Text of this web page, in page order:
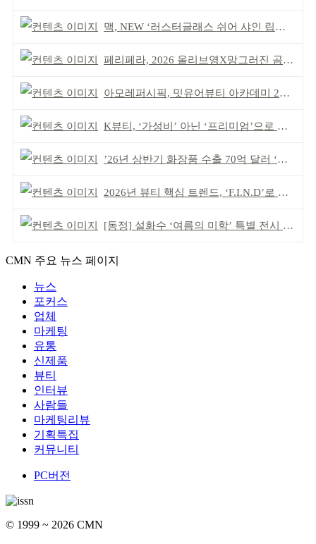
맥, NEW ‘러스터글래스 쉬어 샤인 립스틱’ 출시
페리페라, 2026 올리브영X망그러진 곰 콜라보
아모레퍼시픽, 밋유어뷰티 아카데미 2기 발대식
K뷰티, ‘가성비’ 아닌 ‘프리미엄’으로 승부걸어야
’26년 상반기 화장품 수출 70억 달러 ‘역대 최고’
2026년 뷰티 핵심 트렌드, ‘F.I.N.D’로 읽는다
[동정] 설화수 ‘여름의 미학’ 특별 전시 개최
CMN 주요 뉴스 페이지
뉴스
포커스
업체
마케팅
유통
신제품
뷰티
인터뷰
사람들
마케팅리뷰
기획특집
커뮤니티
PC버전
© 1999 ~ 2026 CMN